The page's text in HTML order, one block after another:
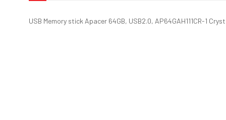
USB Memory stick Apacer 64GB, USB2.0, AP64GAH111CR-1